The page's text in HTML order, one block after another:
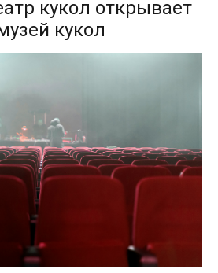
кукол открывает
кукол